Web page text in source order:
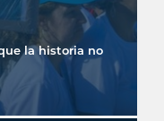
la historia no